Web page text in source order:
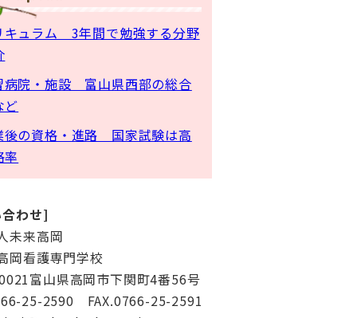
わせ]
未来高岡
岡看護専門学校
富山県高岡市下関町4番56号
25-2590 FAX.0766-25-2591